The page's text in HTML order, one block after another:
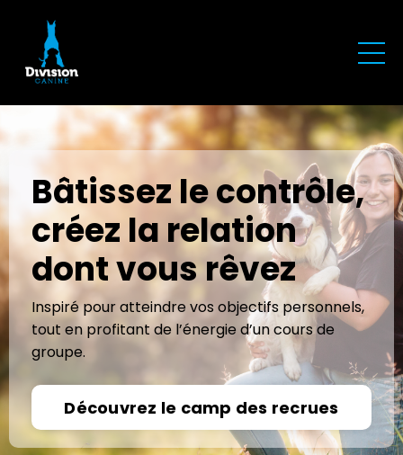
Bâtissez le contrôle,
créez la relation
dont vous rêvez
Inspiré pour atteindre vos objectifs personnels,
tout en profitant de l’énergie d’un cours de
groupe.
Découvrez le camp des recrues